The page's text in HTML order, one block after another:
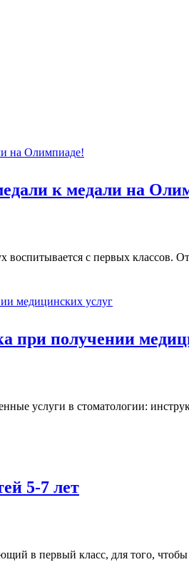
к медали на
воспитывается с первых классов.
при получении
услуги в стоматологии:
5-7 лет
в первый класс, для того,